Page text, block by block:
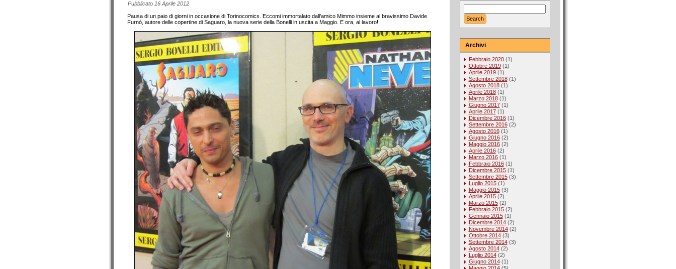
Pubblicato 16 Aprile 2012
Pausa di un paio di giorni in occasione di Torinocomics. Eccomi immortalato dall’amico Mimmo insieme al bravissimo Davide
Furnò, autore delle copertine di Saguaro, la nuova serie della Bonelli in uscita a Maggio. E ora, al lavoro!
Archivi
Febbraio 2020(1)
Ottobre 2019(1)
Aprile 2019(1)
Settembre 2018(1)
Agosto 2018(1)
Aprile 2018(1)
Marzo 2018(1)
Giugno 2017(1)
Aprile 2017(1)
Dicembre 2016(1)
Settembre 2016(2)
Agosto 2016(1)
Giugno 2016(2)
Maggio 2016(2)
Aprile 2016(2)
Marzo 2016(1)
Febbraio 2016(1)
Dicembre 2015(1)
Settembre 2015(3)
Luglio 2015(1)
Maggio 2015(3)
Aprile 2015(2)
Marzo 2015(2)
Febbraio 2015(2)
Gennaio 2015(1)
Dicembre 2014(2)
Novembre 2014(2)
Ottobre 2014(3)
Settembre 2014(3)
Agosto 2014(2)
Luglio 2014(2)
Giugno 2014(1)